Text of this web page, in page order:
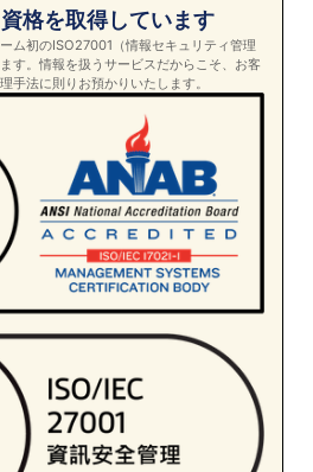
格を取得しています
ム初のISO27001（情報セキュリティ管理
す。情報を扱うサービスだからこそ、お客
手法に則りお預かりいたします。